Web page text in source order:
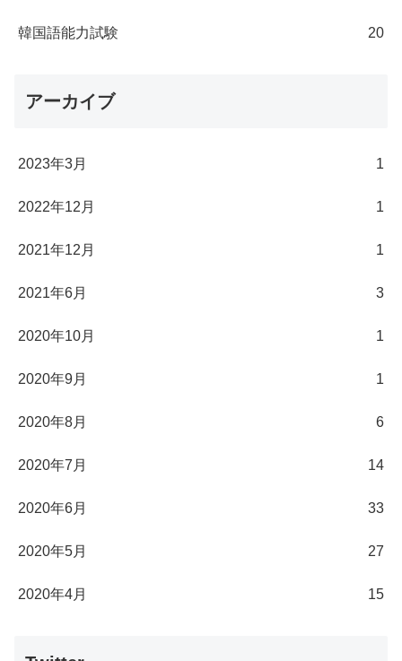
韓国語能力試験 20
アーカイブ
2023年3月 1
2022年12月 1
2021年12月 1
2021年6月 3
2020年10月 1
2020年9月 1
2020年8月 6
2020年7月 14
2020年6月 33
2020年5月 27
2020年4月 15